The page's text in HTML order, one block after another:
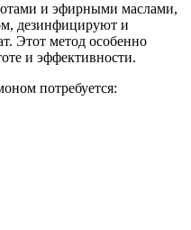
и эфирными маслами,
дезинфицируют и
Этот метод особенно
и эффективности.
потребуется: